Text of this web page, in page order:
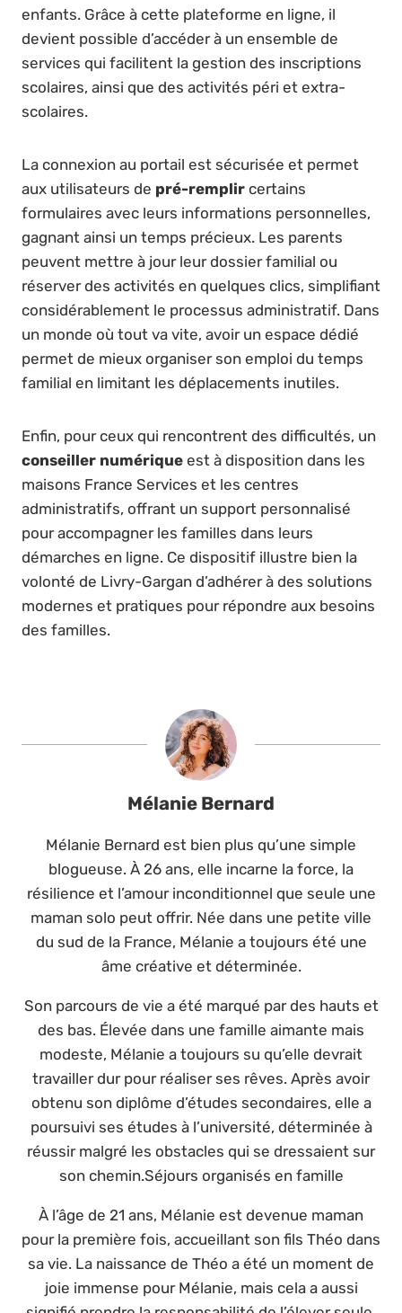
enfants. Grâce à cette plateforme en ligne, il
devient possible d’accéder à un ensemble de
services qui facilitent la gestion des inscriptions
scolaires, ainsi que des activités péri et extra-
scolaires.
La connexion au portail est sécurisée et permet
aux utilisateurs de pré-remplir certains
formulaires avec leurs informations personnelles,
gagnant ainsi un temps précieux. Les parents
peuvent mettre à jour leur dossier familial ou
réserver des activités en quelques clics, simplifiant
considérablement le processus administratif. Dans
un monde où tout va vite, avoir un espace dédié
permet de mieux organiser son emploi du temps
familial en limitant les déplacements inutiles.
Enfin, pour ceux qui rencontrent des difficultés, un
conseiller numérique est à disposition dans les
maisons France Services et les centres
administratifs, offrant un support personnalisé
pour accompagner les familles dans leurs
démarches en ligne. Ce dispositif illustre bien la
volonté de Livry-Gargan d’adhérer à des solutions
modernes et pratiques pour répondre aux besoins
des familles.
Mélanie Bernard
Mélanie Bernard est bien plus qu’une simple
blogueuse. À 26 ans, elle incarne la force, la
résilience et l’amour inconditionnel que seule une
maman solo peut offrir. Née dans une petite ville
du sud de la France, Mélanie a toujours été une
âme créative et déterminée.
Son parcours de vie a été marqué par des hauts et
des bas. Élevée dans une famille aimante mais
modeste, Mélanie a toujours su qu’elle devrait
travailler dur pour réaliser ses rêves. Après avoir
obtenu son diplôme d’études secondaires, elle a
poursuivi ses études à l’université, déterminée à
réussir malgré les obstacles qui se dressaient sur
son chemin.Séjours organisés en famille
À l’âge de 21 ans, Mélanie est devenue maman
pour la première fois, accueillant son fils Théo dans
sa vie. La naissance de Théo a été un moment de
joie immense pour Mélanie, mais cela a aussi